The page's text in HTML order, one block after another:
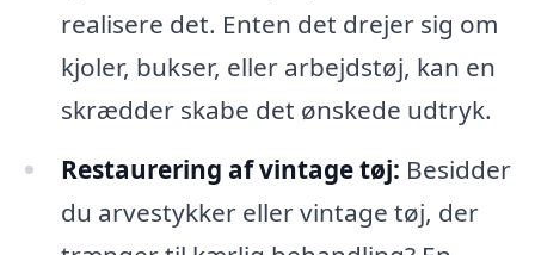
realisere det. Enten det drejer sig om
kjoler, bukser, eller arbejdstøj, kan en
skrædder skabe det ønskede udtryk.
Restaurering af vintage tøj: Besidder
du arvestykker eller vintage tøj, der